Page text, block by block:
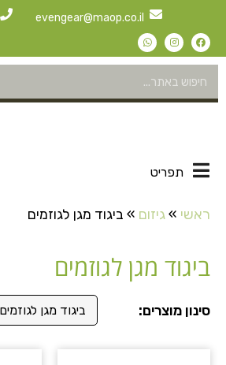
evengear@maop.co.il
תפריט
ראשי »גיזום » ביגוד מגן לגוזמים
ביגוד מגן לגוזמים
סינון מוצרים: